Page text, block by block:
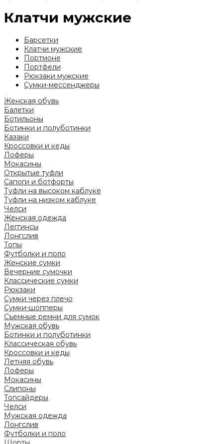
Клатчи мужские
Барсетки
Клатчи мужские
Портмоне
Портфели
Рюкзаки мужские
Сумки-мессенджеры
Женская обувь
Балетки
Ботильоны
Ботинки и полуботинки
Казаки
Кроссовки и кеды
Лоферы
Мокасины
Открытые туфли
Сапоги и ботфорты
Туфли на высоком каблуке
Туфли на низком каблуке
Челси
Женская одежда
Леггинсы
Лонгслив
Топы
Футболки и поло
Женские сумки
Вечерние сумочки
Классические сумки
Рюкзаки
Сумки через плечо
Сумки-шопперы
Съемные ремни для сумок
Мужская обувь
Ботинки и полуботинки
Классическая обувь
Кроссовки и кеды
Летняя обувь
Лоферы
Мокасины
Слипоны
Топсайдеры
Челси
Мужская одежда
Лонгслив
Футболки и поло